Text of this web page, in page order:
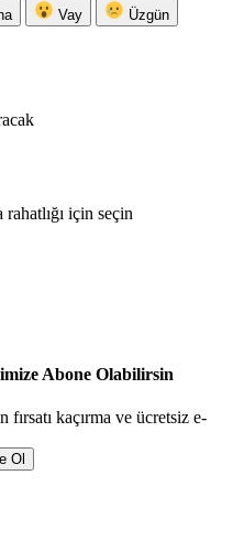
Vay Üzgün
rahatlığı için seçin
Abone Olabilirsin
kaçırma ve ücretsiz e-
Ol